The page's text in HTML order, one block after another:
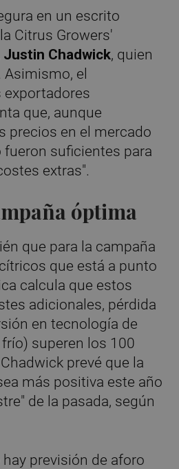
en un escrito
Citrus Growers'
Justin Chadwick, quien
el
exportadores
que, aunque
precios en el mercado
fueron suficientes para
extras".
óptima
que para la campaña
que está a punto
calcula que estos
adicionales, pérdida
en tecnología de
superen los 100
prevé que la
más positiva este año
de la pasada, según
previsión de aforo